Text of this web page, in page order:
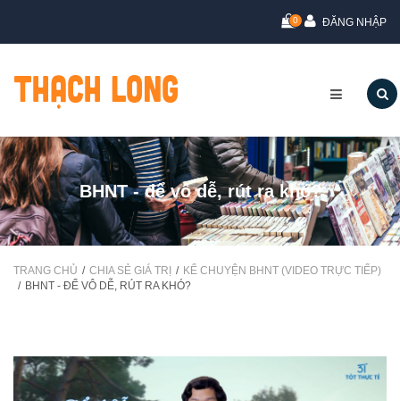
0 ĐĂNG NHẬP
BHNT - để vô dễ, rút ra khó?
TRANG CHỦ CHIA SẺ GIÁ TRỊ
KỂ CHUYỆN BHNT (VIDEO TRỰC TIẾP)
BHNT - ĐỂ VÔ DỄ, RÚT RA KHÓ?